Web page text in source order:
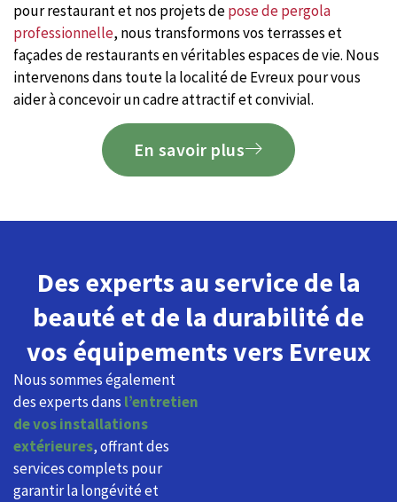
pour restaurant et nos projets depose de pergola
professionnelle, nous transformons vos terrasses et
façades de restaurants en véritables espaces de vie. Nous
intervenons dans toute la localité de Evreux pour vous
aider à concevoir un cadre attractif et convivial.
En savoir plus
Des experts au service de la
beauté et de la durabilité de
vos équipements vers Evreux
Nous sommes également
des experts dans l’entretien
de vos installations
extérieures, offrant des
services complets pour
garantir la longévité et